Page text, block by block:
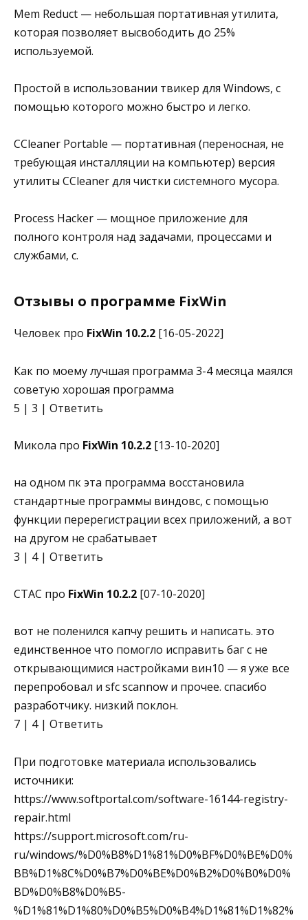
Mem Reduct — небольшая портативная утилита,
которая позволяет высвободить до 25%
используемой.
Простой в использовании твикер для Windows, с
помощью которого можно быстро и легко.
CCleaner Portable — портативная (переносная, не
требующая инсталляции на компьютер) версия
утилиты CCleaner для чистки системного мусора.
Process Hacker — мощное приложение для
полного контроля над задачами, процессами и
службами, с.
Отзывы о программе FixWin
Человек про FixWin 10.2.2 [16-05-2022]
Как по моему лучшая программа 3-4 месяца маялся
советую хорошая программа
5 | 3 | Ответить
Микола про FixWin 10.2.2 [13-10-2020]
на одном пк эта программа восстановила
стандартные программы виндовс, с помощью
функции перерегистрации всех приложений, а вот
на другом не срабатывает
3 | 4 | Ответить
CTAC про FixWin 10.2.2 [07-10-2020]
вот не поленился капчу решить и написать. это
единственное что помогло исправить баг с не
открывающимися настройками вин10 — я уже все
перепробовал и sfc scannow и прочее. спасибо
разработчику. низкий поклон.
7 | 4 | Ответить
При подготовке материала использовались
источники:
https://www.softportal.com/software-16144-registry-
repair.html
https://support.microsoft.com/ru-
ru/windows/%D0%B8%D1%81%D0%BF%D0%BE%D0%
BB%D1%8C%D0%B7%D0%BE%D0%B2%D0%B0%D0%
BD%D0%B8%D0%B5-
%D1%81%D1%80%D0%B5%D0%B4%D1%81%D1%82%